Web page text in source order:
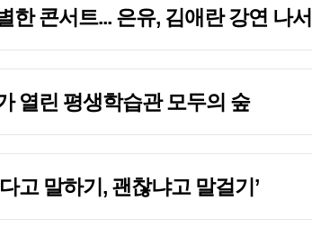
한 콘서트... 은유, 김애란 강연 나서
열린 평생학습관 모두의 숲
고 말하기, 괜찮냐고 말걸기’